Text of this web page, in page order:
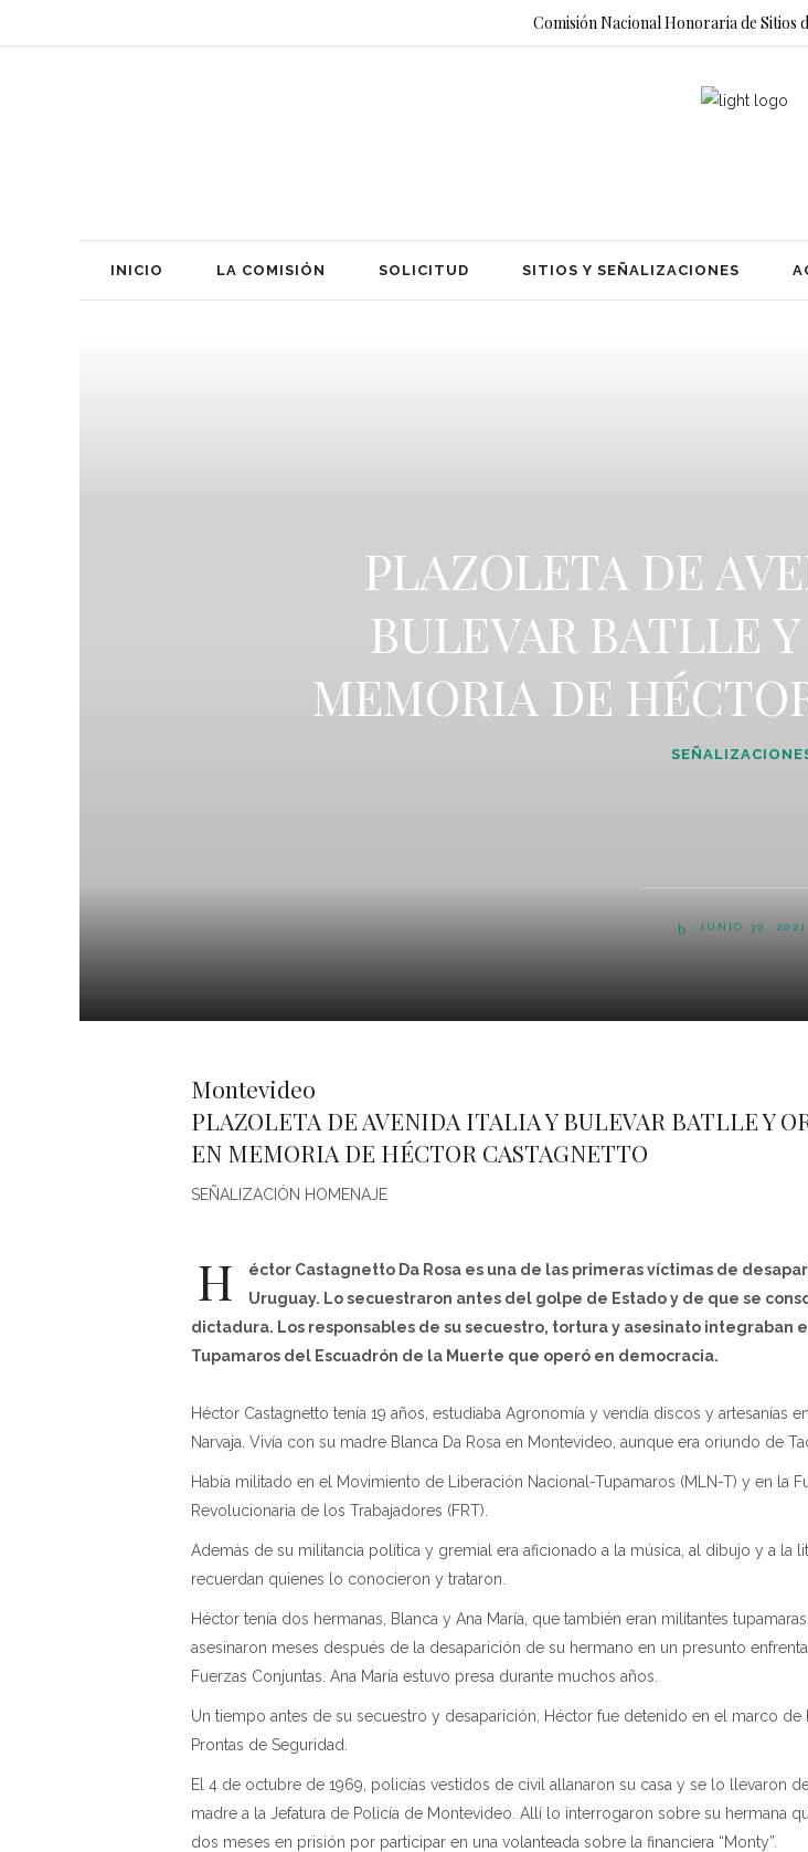
Comisión Nacional Honoraria de Sitios
INICIO LA COMISIÓN SOLICITUD SITIOS Y SEÑALIZACIONES
PLAZOLETA DE
BULEVAR BATLLE
MEMORIA DE
JUNIO 30, 2021
Montevideo
PLAZOLETA DE AVENIDA ITALIA Y BULEVAR BATLLE Y
EN MEMORIA DE HÉCTOR CASTAGNETTO
SEÑALIZACIÓN HOMENAJE
H
éctor Castagnetto Da Rosa es una de las primeras víctimas de
Uruguay. Lo secuestraron antes del golpe de Estado y de que se
dictadura. Los responsables de su secuestro, tortura y asesinato integraban
Tupamaros del Escuadrón de la Muerte que operó en democracia.
Héctor Castagnetto tenía 19 años, estudiaba Agronomía y vendía discos y artesanías
Narvaja. Vivía con su madre Blanca Da Rosa en Montevideo, aunque era oriundo de
Había militado en el Movimiento de Liberación Nacional-Tupamaros (MLN-T) y en la
Revolucionaria de los Trabajadores (FRT).
Además de su militancia política y gremial era aficionado a la música, al dibujo y a la
recuerdan quienes lo conocieron y trataron.
Héctor tenía dos hermanas, Blanca y Ana María, que también eran militantes
asesinaron meses después de la desaparición de su hermano en un presunto
Fuerzas Conjuntas. Ana María estuvo presa durante muchos años.
Un tiempo antes de su secuestro y desaparición, Héctor fue detenido en el marco de
Prontas de Seguridad.
El 4 de octubre de 1969, policías vestidos de civil allanaron su casa y se lo llevaron
madre a la Jefatura de Policía de Montevideo. Allí lo interrogaron sobre su hermana
dos meses en prisión por participar en una volanteada sobre la financiera “Monty”.